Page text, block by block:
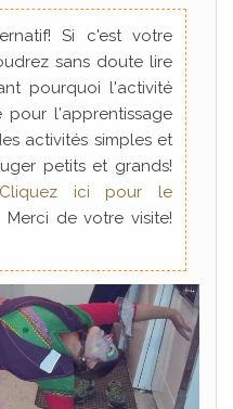
Si c'est votre
sans doute lire
pourquoi l'activité
pour l'apprentissage
activités simples et
petits et grands!
Cliquez ici pour le
Merci de votre visite!